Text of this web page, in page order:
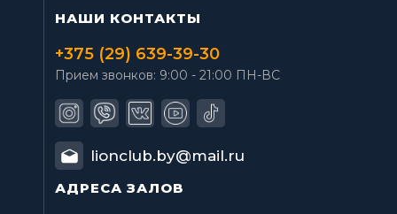
НАШИ КОНТАКТЫ
+375 (29) 639-39-30
Прием звонков: 9:00 - 21:00 ПН-ВС
lionclub.by@mail.ru
АДРЕСА ЗАЛОВ